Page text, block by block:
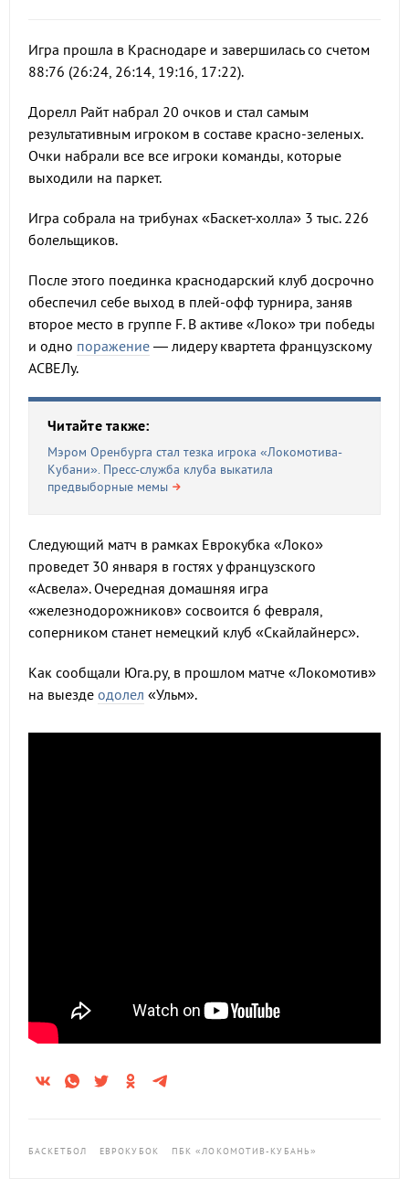
Игра прошла в Краснодаре и завершилась со счетом
88:76 (26:24, 26:14, 19:16, 17:22).
Дорелл Райт набрал 20 очков и стал самым
результативным игроком в составе красно-зеленых.
Очки набрали все все игроки команды, которые
выходили на паркет.
Игра собрала на трибунах «Баскет-холла» 3 тыс. 226
болельщиков.
После этого поединка краснодарский клуб досрочно
обеспечил себе выход в плей-офф турнира, заняв
второе место в группе F. В активе «Локо» три победы
и одно поражение — лидеру квартета французскому
АСВЕЛу.
Читайте также:
Мэром Оренбурга стал тезка игрока «Локомотива-
Кубани». Пресс-служба клуба выкатила
предвыборные мемы
Следующий матч в рамках Еврокубка «Локо»
проведет 30 января в гостях у французского
«Асвела». Очередная домашняя игра
«железнодорожников» сосвоится 6 февраля,
соперником станет немецкий клуб «Скайлайнерс».
Как сообщали Юга.ру, в прошлом матче «Локомотив»
на выезде одолел «Ульм».
БАСКЕТБОЛ ЕВРОКУБОК ПБК «ЛОКОМОТИВ-КУБАНЬ»